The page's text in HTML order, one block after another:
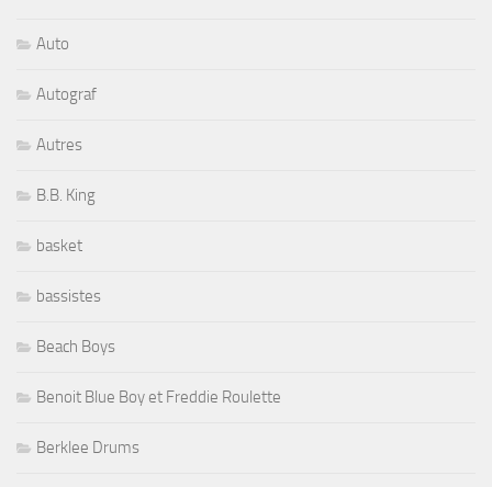
Auto
Autograf
Autres
B.B. King
basket
bassistes
Beach Boys
Benoit Blue Boy et Freddie Roulette
Berklee Drums